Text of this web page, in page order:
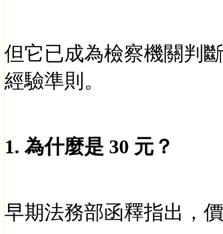
但它已成為檢察機關判
經驗準則。
1. 為什麼是 30 元？
早期法務部函釋指出，